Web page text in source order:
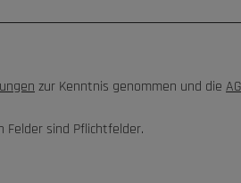
zur Kenntnis genommen und die
sind Pflichtfelder.